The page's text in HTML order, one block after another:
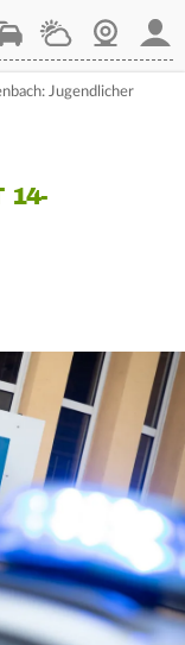
WetterWebcam
Jugendlicher
14-